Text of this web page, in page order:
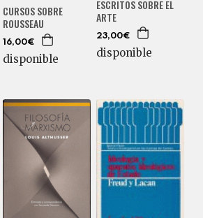
CURSOS SOBRE
ROUSSEAU
16,00€
disponible
ESCRITOS SOBRE EL
ARTE
23,00€
disponible